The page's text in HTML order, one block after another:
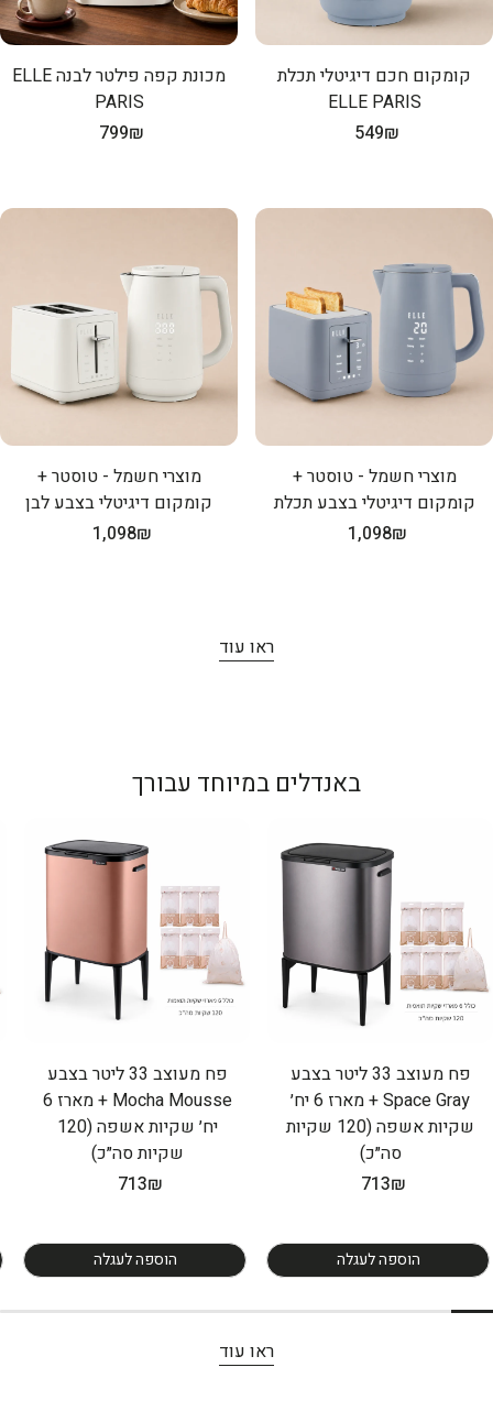
קומקום חכם דיגיטלי תכלת
ELLE PARIS
מחיר
549₪
מכונת קפה פילטר לבנה ELLE
PARIS
מחיר
799₪
מוצרי חשמל - טוסטר +
קומקום דיגיטלי בצבע תכלת
מחיר
1,098₪
מוצרי חשמל - טוסטר +
קומקום דיגיטלי בצבע לבן
מחיר
1,098₪
ראו עוד
באנדלים במיוחד עבורך
פח מעוצב 33 ליטר בצבע
Space Gray + מארז 6 יח׳
שקיות אשפה (120 שקיות
סה״כ)
מחיר
713₪
הוספה לעגלה
פח מעוצב 33 ליטר בצבע
Mocha Mousse + מארז 6
יח׳ שקיות אשפה (120
שקיות סה״כ)
מחיר
713₪
הוספה לעגלה
ראו עוד